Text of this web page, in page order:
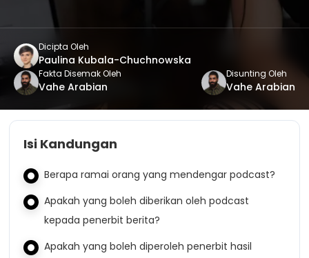
Dicipta Oleh
Paulina Kubala-Chuchnowska
Fakta Disemak Oleh
Vahe Arabian
Disunting Oleh
Vahe Arabian
Isi Kandungan
Berapa ramai orang yang mendengar podcast?
Apakah yang boleh diberikan oleh podcast
kepada penerbit berita?
Apakah yang boleh diperoleh penerbit hasil